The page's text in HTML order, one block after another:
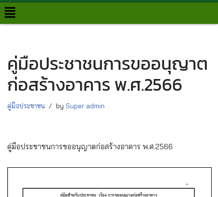
Skip
คู่มือประชาชนการขออนุญาต
ก่อสร้างอาคาร พ.ศ.2566
คู่มือประชาชน by Super admin
คู่มือประชาชนการขออนุญาตก่อสร้างอาคาร พ.ศ.2566